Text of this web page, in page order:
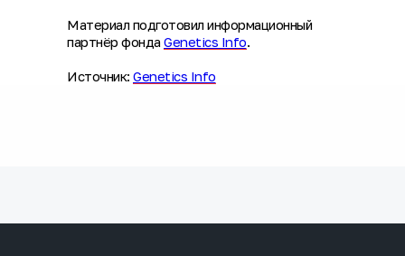
Материал подготовил информационный
партнёр фонда Genetics Info.
Источник: Genetics Info